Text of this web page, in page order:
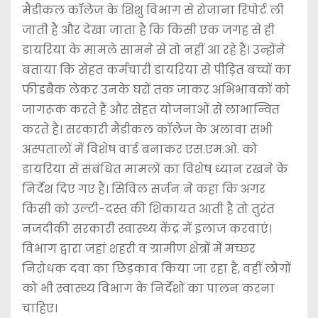
मैडीकल कॉलेज के शिशु विभाग से रोजाना रिपोर्ट ली
जाती है और देखा जाता है कि किसी एक जगह से ही
डायरिया के मामले सामने से तो नहीं आ रहे हैं। उन्होंने
बताया कि सेहत कर्मचारी डायरिया से पीड़ित बच्चों का
फीडबैक लेकर उनके घरों तक जाकर अभिभावकों को
जागरूक करते हैं और सेहत योजनाओं से लाभान्वित
करते हैं। सरकारी मैडीकल कॉलेज के अलावा सभी
अस्पतालों में विशेष वार्ड बनाकर एस.एम.ओ. को
डायरिया से संबंधित मामलों का विशेष ध्यान रखने के
निर्देश दिए गए हैं। सिविल सर्जन ने कहा कि अगर
किसी को उल्टी-दस्त की शिकायत आती है तो तुरंत
नजदीकी सरकारी स्वास्थ्य केंद्र में इलाज करवाएं।
विभाग द्वारा जहां शहरी व ग्रामीण क्षेत्रों में मच्छर
निरोधक दवा का छिड़काव किया जा रहा है, वहीं लोगों
को भी स्वास्थ्य विभाग के निर्देशों का पालन करना
चाहिए।